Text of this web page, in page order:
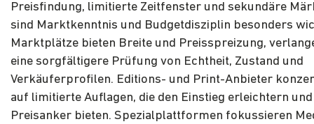
Preisfindung, limitierte Zeitfenster und sekundäre
sind Marktkenntnis und Budgetdisziplin besonders
Marktplätze bieten Breite und Preisspreizung,
eine sorgfältigere Prüfung von Echtheit, Zustand und
Verkäuferprofilen. Editions- und Print-Anbieter
auf limitierte Auflagen, die den Einstieg erleichtern
Preisanker bieten. Spezialplattformen fokussieren